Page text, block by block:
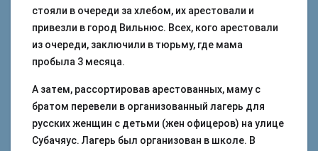
стояли в очереди за хлебом, их арестовали и
привезли в город Вильнюс. Всех, кого арестовали
из очереди, заключили в тюрьму, где мама
пробыла 3 месяца.
А затем, рассортировав арестованных, маму с
братом перевели в организованный лагерь для
русских женщин с детьми (жен офицеров) на улице
Субачяус. Лагерь был организован в школе. В